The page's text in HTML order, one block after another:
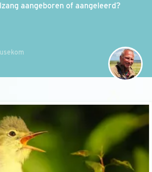
aangeboren of aangeleerd?